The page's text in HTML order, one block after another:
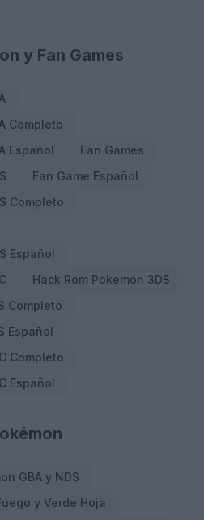
y Fan Games
Completo
Español
Fan Games
Fan Game Español
Completo
Español
Hack Rom Pokemon 3DS
Completo
Español
Completo
Español
GBA y NDS
y Verde Hoja